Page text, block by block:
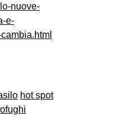
nuove-
e-
hot spot